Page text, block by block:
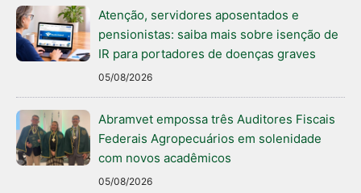
Atenção, servidores aposentados e
pensionistas: saiba mais sobre isenção de
IR para portadores de doenças graves
05/08/2026
Abramvet empossa três Auditores Fiscais
Federais Agropecuários em solenidade
com novos acadêmicos
05/08/2026